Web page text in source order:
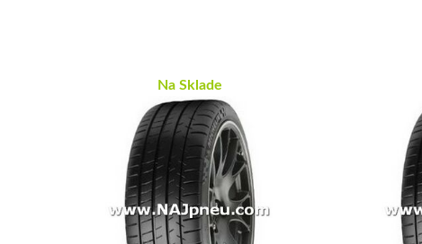
Na Sklade